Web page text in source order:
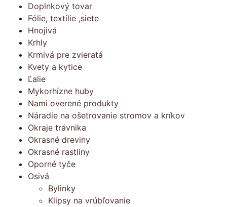
Doplnkový tovar
Fólie, textílie ,siete
Hnojivá
Krhly
Krmivá pre zvieratá
Kvety a kytice
Ľalie
Mykorhízne huby
Nami overené produkty
Náradie na ošetrovanie stromov a kríkov
Okraje trávnika
Okrasné dreviny
Okrasné rastliny
Oporné tyče
Osivá
Bylinky
Klipsy na vrúbľovanie